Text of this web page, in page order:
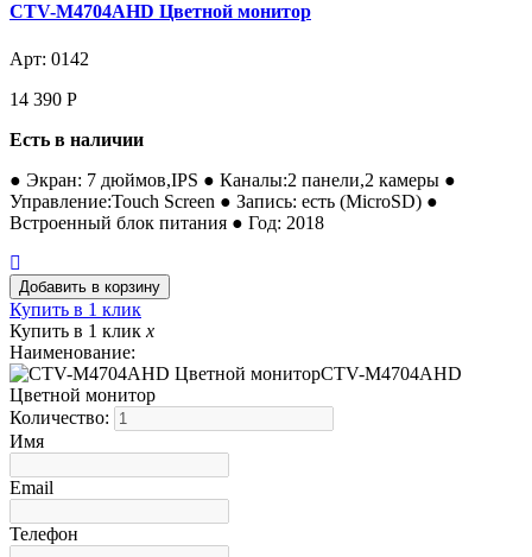
CTV-M4704AHD Цветной монитор
Арт: 0142
14 390 Р
Есть в наличии
● Экран: 7 дюймов,IPS ● Каналы:2 панели,2 камеры ●
Управление:Touch Screen ● Запись: есть (MicroSD) ●
Встроенный блок питания ● Год: 2018
Купить в 1 клик
Купить в 1 клик x
Наименование:
CTV-M4704AHD
Цветной монитор
Количество:
Имя
Email
Телефон